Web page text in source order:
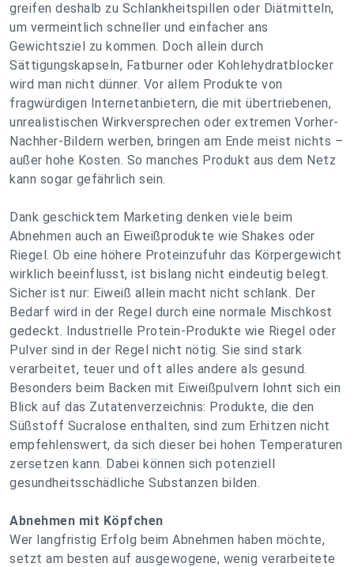
greifen deshalb zu Schlankheitspillen oder Diätmitteln,
um vermeintlich schneller und einfacher ans
Gewichtsziel zu kommen. Doch allein durch
Sättigungskapseln, Fatburner oder Kohlehydratblocker
wird man nicht dünner. Vor allem Produkte von
fragwürdigen Internetanbietern, die mit übertriebenen,
unrealistischen Wirkversprechen oder extremen Vorher-
Nachher-Bildern werben, bringen am Ende meist nichts –
außer hohe Kosten. So manches Produkt aus dem Netz
kann sogar gefährlich sein.
Dank geschicktem Marketing denken viele beim
Abnehmen auch an Eiweißprodukte wie Shakes oder
Riegel. Ob eine höhere Proteinzufuhr das Körpergewicht
wirklich beeinflusst, ist bislang nicht eindeutig belegt.
Sicher ist nur: Eiweiß allein macht nicht schlank. Der
Bedarf wird in der Regel durch eine normale Mischkost
gedeckt. Industrielle Protein-Produkte wie Riegel oder
Pulver sind in der Regel nicht nötig. Sie sind stark
verarbeitet, teuer und oft alles andere als gesund.
Besonders beim Backen mit Eiweißpulvern lohnt sich ein
Blick auf das Zutatenverzeichnis: Produkte, die den
Süßstoff Sucralose enthalten, sind zum Erhitzen nicht
empfehlenswert, da sich dieser bei hohen Temperaturen
zersetzen kann. Dabei können sich potenziell
gesundheitsschädliche Substanzen bilden.
Abnehmen mit Köpfchen
Wer langfristig Erfolg beim Abnehmen haben möchte,
setzt am besten auf ausgewogene, wenig verarbeitete